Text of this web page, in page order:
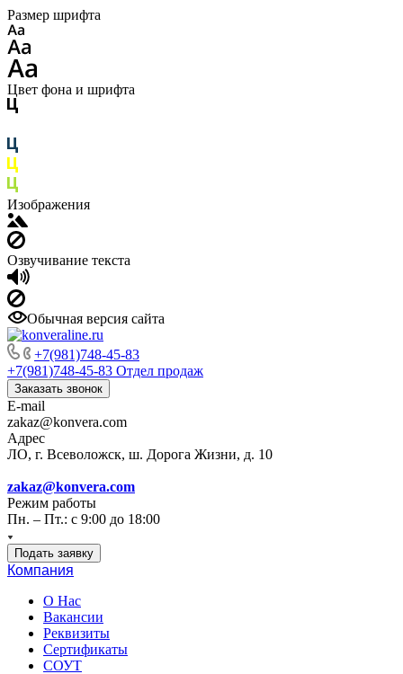
Размер шрифта
Цвет фона и шрифта
Изображения
Озвучивание текста
Обычная версия сайта
+7(981)748-45-83
+7(981)748-45-83 Отдел продаж
Заказать звонок
E-mail
zakaz@konvera.com
Адрес
ЛО, г. Всеволожск, ш. Дорога Жизни, д. 10
zakaz@konvera.com
Режим работы
Пн. – Пт.: с 9:00 до 18:00
Подать заявку
Компания
О Нас
Вакансии
Реквизиты
Сертификаты
СОУТ